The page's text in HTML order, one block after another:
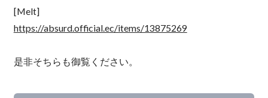
[Melt]
https://absurd.official.ec/items/13875269
是非そちらも御覧ください。